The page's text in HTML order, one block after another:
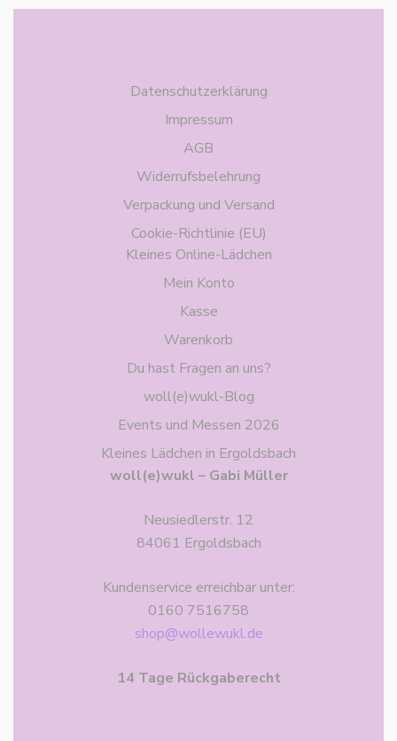
Datenschutzerklärung
Impressum
AGB
Widerrufsbelehrung
Verpackung und Versand
Cookie-Richtlinie (EU)
Kleines Online-Lädchen
Mein Konto
Kasse
Warenkorb
Du hast Fragen an uns?
woll(e)wukl-Blog
Events und Messen 2026
Kleines Lädchen in Ergoldsbach
woll(e)wukl – Gabi Müller
Neusiedlerstr. 12
84061 Ergoldsbach
Kundenservice erreichbar unter:
0160 7516758
shop@wollewukl.de
14 Tage Rückgaberecht